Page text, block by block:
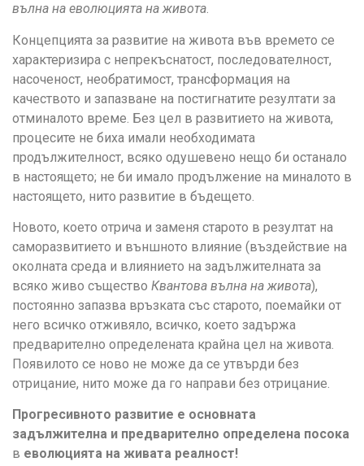
вълна на еволюцията на живота.
Концепцията за развитие на живота във времето се
характеризира с непрекъснатост, последователност,
насоченост, необратимост, трансформация на
качеството и запазване на постигнатите резултати за
отминалото време. Без цел в развитието на живота,
процесите не биха имали необходимата
продължителност, всяко одушевено нещо би останало
в настоящето; не би имало продължение на миналото в
настоящето, нито развитие в бъдещето.
Новото, което отрича и заменя старото в резултат на
саморазвитието и външното влияние (въздействие на
околната среда и влиянието на задължителната за
всяко живо същество Квантова вълна на живота),
постоянно запазва връзката със старото, поемайки от
него всичко отживяло, всичко, което задържа
предварително определената крайна цел на живота.
Появилото се ново не може да се утвърди без
отрицание, нито може да го направи без отрицание.
Прогресивното развитие е основната
задължителна и предварително определена посока
в еволюцията на живата реалност!